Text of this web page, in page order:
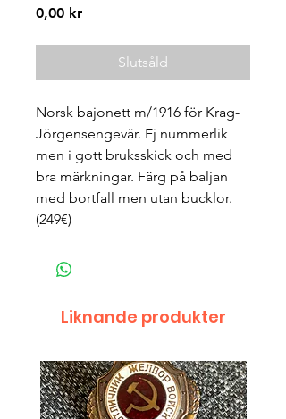
0,00 krPris
Slutsåld
Norsk bajonett m/1916 för Krag-
Jörgensengevär. Ej nummerlik
men i gott bruksskick och med
bra märkningar. Färg på baljan
med bortfall men utan bucklor.
(249€)
Liknande produkter